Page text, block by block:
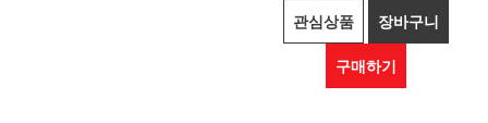
관심상품 장바구니
구매하기